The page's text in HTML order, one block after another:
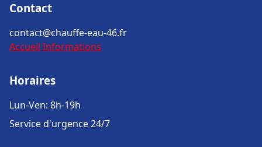
Contact
contact@chauffe-eau-46.fr
Accueil Informations
Horaires
Lun-Ven: 8h-19h
Service d'urgence 24/7